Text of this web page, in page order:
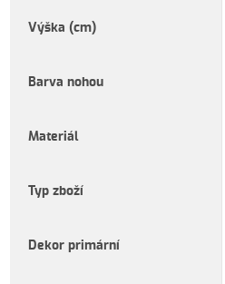
Výška (cm)
Barva nohou
Materiál
Typ zboží
Dekor primární